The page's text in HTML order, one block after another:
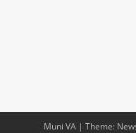
Muni VA | Theme: